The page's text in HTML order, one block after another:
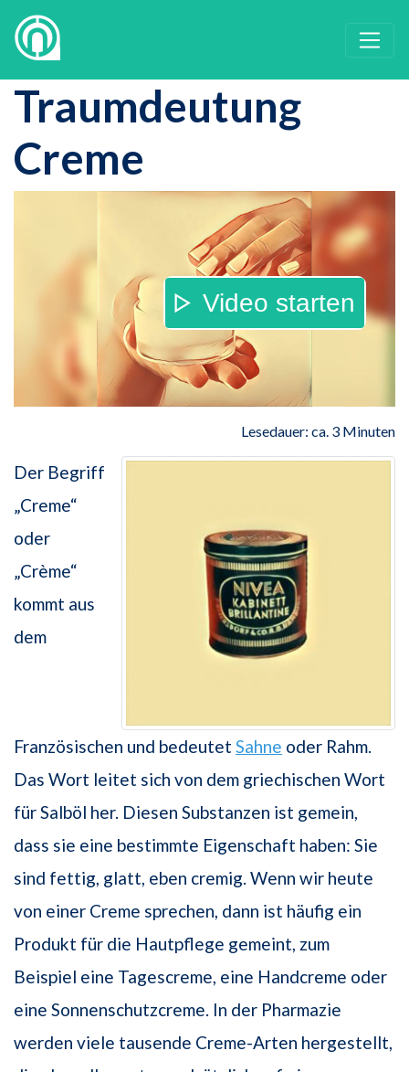
Traumdeutung
Creme
Video starten
Lesedauer: ca. 3 Minuten
Der Begriff
„Creme“
oder
„Crème“
kommt aus
dem
Französischen und bedeutet Sahne oder Rahm.
Das Wort leitet sich von dem griechischen Wort
für Salböl her. Diesen Substanzen ist gemein,
dass sie eine bestimmte Eigenschaft haben: Sie
sind fettig, glatt, eben cremig. Wenn wir heute
von einer Creme sprechen, dann ist häufig ein
Produkt für die Hautpflege gemeint, zum
Beispiel eine Tagescreme, eine Handcreme oder
eine Sonnenschutzcreme. In der Pharmazie
werden viele tausende Creme-Arten hergestellt,